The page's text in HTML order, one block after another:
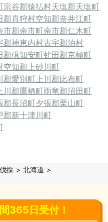
宗谷郡猿払村天塩郡天塩町
郡真狩村空知郡奈井江町
市郡余市町余市郡仁木町
郡神恵内村古宇郡泊村
郡倶知安町虻田郡京極町
空知郡上砂川町
郡愛別町 上川郡比布町
川郡鷹栖町雨竜郡沼田町
郡長沼町夕張郡栗山町
郡新十津川町
伐採
北海道
365日受付！